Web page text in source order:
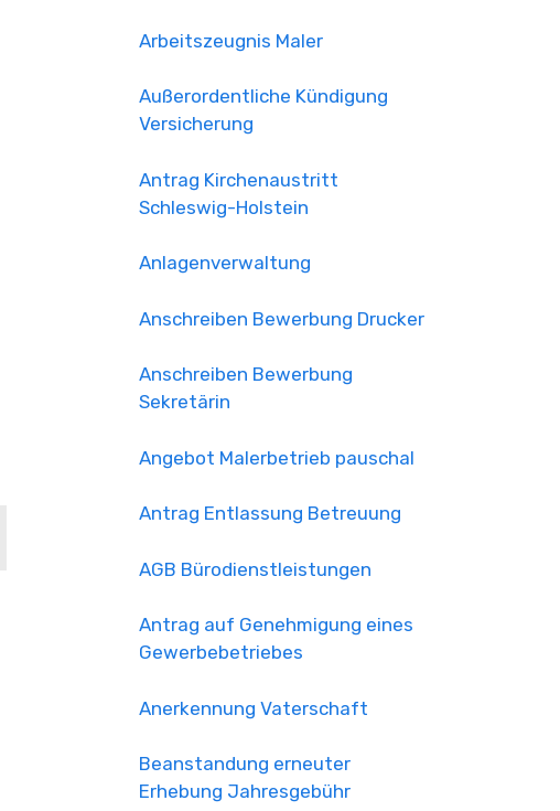
Arbeitszeugnis Maler
Außerordentliche Kündigung
Versicherung
Antrag Kirchenaustritt
Schleswig-Holstein
Anlagenverwaltung
Anschreiben Bewerbung Drucker
Anschreiben Bewerbung
Sekretärin
Angebot Malerbetrieb pauschal
Antrag Entlassung Betreuung
AGB Bürodienstleistungen
Antrag auf Genehmigung eines
Gewerbebetriebes
Anerkennung Vaterschaft
Beanstandung erneuter
Erhebung Jahresgebühr